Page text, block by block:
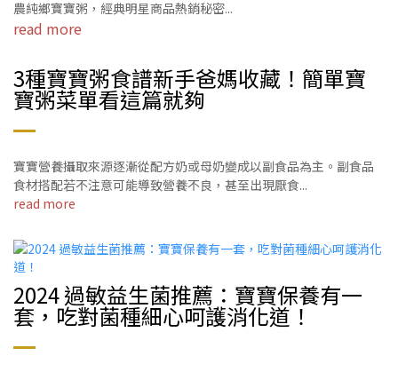
農純鄉寶寶粥，經典明星商品熱銷秘密...
read more
3種寶寶粥食譜新手爸媽收藏！簡單寶
寶粥菜單看這篇就夠
寶寶營養攝取來源逐漸從配方奶或母奶變成以副食品為主。副食品
食材搭配若不注意可能導致營養不良，甚至出現厭食...
read more
2024 過敏益生菌推薦：寶寶保養有一
套，吃對菌種細心呵護消化道！